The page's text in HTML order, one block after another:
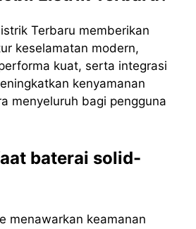
Terbaru memberikan
keselamatan modern,
kuat, serta integrasi
kenyamanan
menyeluruh bagi pengguna
baterai solid-
menawarkan keamanan